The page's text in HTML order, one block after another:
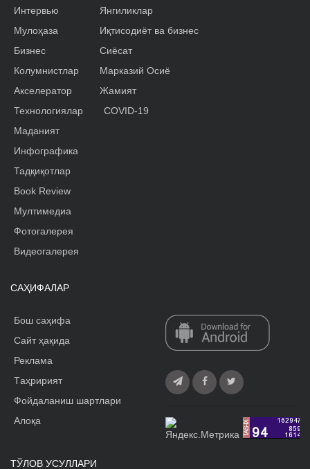
Интервью
Мулоҳаза
Бизнес
Колумнистлар
Акселератор
Янгиликлар
Иқтисодиёт ва бизнес
Сиёсат
Марказий Осиё
Жамият
Технологиялар
Маданият
Инфографика
Тадқиқотлар
Book Review
Мултимедиа
Фотогалерея
Видеогалерея
COVID-19
САҲИФАЛАР
Бош саҳифа
Сайт ҳақида
Реклама
Tаҳририят
Фойдаланиш шартлари
Алоқа
ТЎЛОВ УСУЛЛАРИ